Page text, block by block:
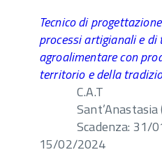
Tecnico di
processi artigianali e
agroalimentare con
territorio e della
C.A.T
Sant’Anastasia
Scadenza: 31/
15/02/2024